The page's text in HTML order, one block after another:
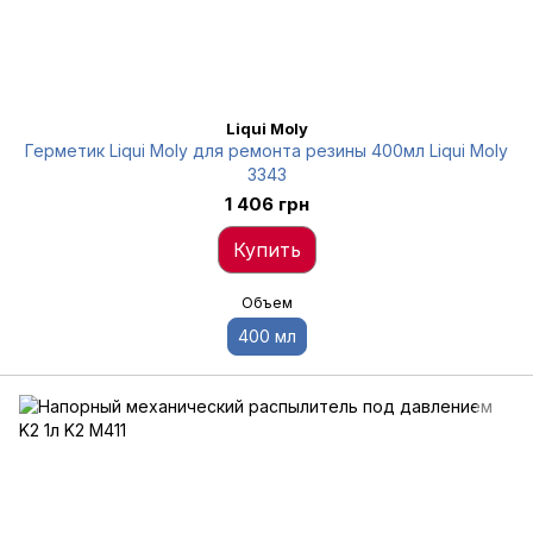
Liqui Moly
Герметик Liqui Moly для ремонта резины 400мл Liqui Moly
3343
1 406 грн
Купить
Объем
400 мл